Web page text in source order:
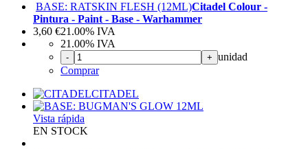
BASE: RATSKIN FLESH (12ML)Citadel Colour -
Pintura - Paint - Base - Warhammer
3,60 €21.00% IVA
21.00% IVA
- + unidad
Comprar
CITADEL
Vista rápida
EN STOCK